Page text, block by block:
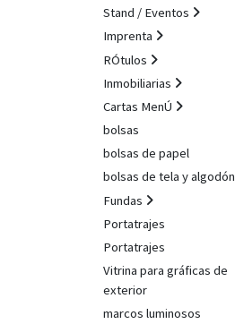
Stand / Eventos
Imprenta
RÓtulos
Inmobiliarias
Cartas MenÚ
bolsas
bolsas de papel
bolsas de tela y algodón
Fundas
Portatrajes
Portatrajes
Vitrina para gráficas de
exterior
marcos luminosos